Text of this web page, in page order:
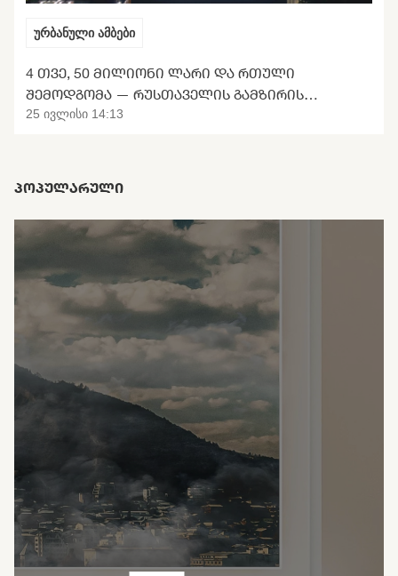
ურბანული ამბები
4 ᲗᲕᲔ, 50 ᲛᲘᲚᲘᲝᲜᲘ ᲚᲐᲠᲘ ᲓᲐ ᲠᲗᲣᲚᲘ
ᲨᲔᲛᲝᲓᲒᲝᲛᲐ — ᲠᲣᲡᲗᲐᲕᲔᲚᲘᲡ ᲒᲐᲛᲖᲘᲠᲘᲡ
ᲢᲠᲐᲜᲡᲤᲝᲠᲛᲐᲪᲘᲘᲡ ᲛᲝᲚᲝᲓᲘᲜᲘ
25 ივლისი 14:13
ᲞᲝᲞᲣᲚᲐᲠᲣᲚᲘ